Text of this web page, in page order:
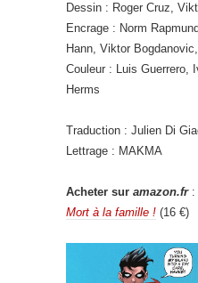
Dessin : Roger Cruz,
Encrage : Norm
Hann, Viktor
Couleur : Luis Guerrero,
Herms
Traduction : Julien Di
Lettrage : MAKMA
Acheter sur amazon.fr:
Mort à la famille ! (16 €)